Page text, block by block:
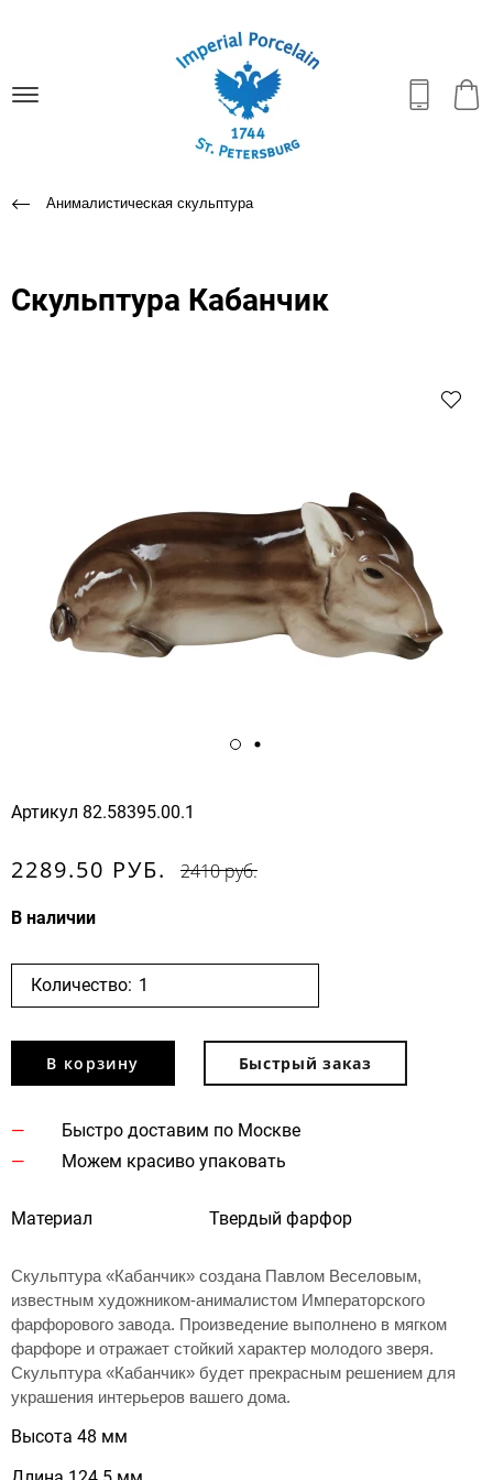
Анималистическая скульптура
Скульптура Кабанчик
Артикул 82.58395.00.1
2289.50 РУБ. 2410 руб.
В наличии
Количество:
В корзину Быстрый заказ
Быстро доставим по Москве
Можем красиво упаковать
Материал Твердый фарфор
Скульптура «Кабанчик» создана Павлом Веселовым,
известным художником-анималистом Императорского
фарфорового завода. Произведение выполнено в мягком
фарфоре и отражает стойкий характер молодого зверя.
Скульптура «Кабанчик» будет прекрасным решением для
украшения интерьеров вашего дома.
Высота 48 мм